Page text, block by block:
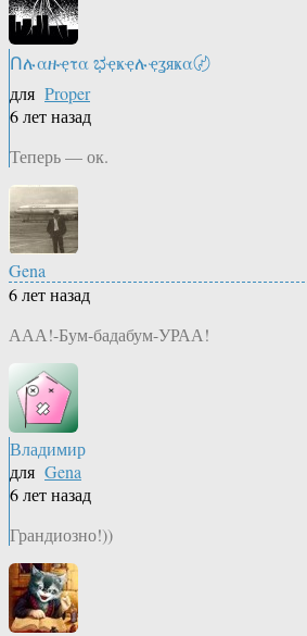
Ոሉαዙҿτα ಭҿҝҿሉҿʓяҝα〄
для Proper
6 лет назад
Теперь — ок.
Gena
6 лет назад
ААА!-Бум-бадабум-УРАА!
Владимир
для Gena
6 лет назад
Грандиозно!))